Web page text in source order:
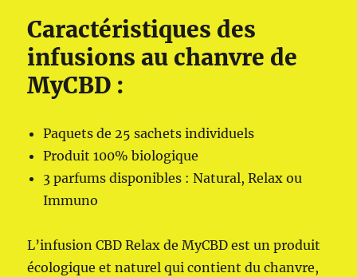
Caractéristiques des
infusions au chanvre de
MyCBD :
Paquets de 25 sachets individuels
Produit 100% biologique
3 parfums disponibles : Natural, Relax ou
Immuno
L’infusion CBD Relax de MyCBD est un produit
écologique et naturel qui contient du chanvre,